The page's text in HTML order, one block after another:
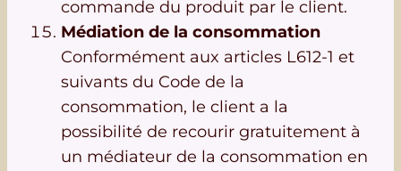
commande du produit par le client.
Médiation de la consommation
Conformément aux articles L612-1 et
suivants du Code de la
consommation, le client a la
possibilité de recourir gratuitement à
un médiateur de la consommation en